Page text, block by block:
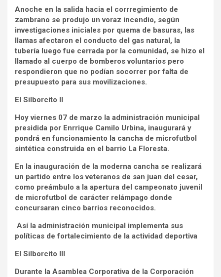
Anoche en la salida hacia el corrregimiento de
zambrano se produjo un voraz incendio, según
investigaciones iniciales por quema de basuras, las
llamas afectaron el conducto del gas natural, la
tubería luego fue cerrada por la comunidad, se hizo el
llamado al cuerpo de bomberos voluntarios pero
respondieron que no podían socorrer por falta de
presupuesto para sus movilizaciones.
El Silborcito II
Hoy viernes 07 de marzo la administración municipal
presidida por Enrrique Camilo Urbina, inaugurará y
pondrá en funcionamiento la cancha de microfutbol
sintética construida en el barrio La Floresta.
En la inauguración de la moderna cancha se realizará
un partido entre los veteranos de san juan del cesar,
como preámbulo a la apertura del campeonato juvenil
de microfutbol de carácter relámpago donde
concursaran cinco barrios reconocidos.
Así la administración municipal implementa sus
políticas de fortalecimiento de la actividad deportiva
El Silborcito III
Durante la Asamblea Corporativa de la Corporación